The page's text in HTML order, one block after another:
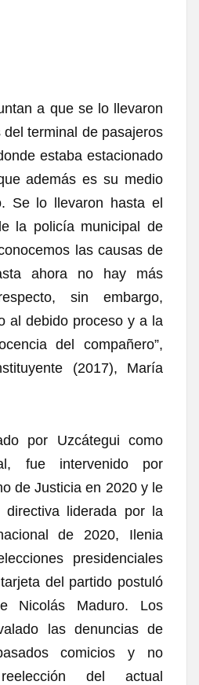
a que se lo llevaron
terminal de pasajeros
estaba estacionado
además es su medio
Se lo llevaron hasta el
la policía municipal de
las causas de
ahora no hay más
sin embargo,
al debido proceso y a la
del compañero”,
(2017), María
por Uzcátegui como
fue intervenido por
de Justicia en 2020 y le
liderada por la
de 2020,
Ilenia
presidenciales
del partido postuló
Nicolás Maduro. Los
las denuncias de
comicios y no
del actual